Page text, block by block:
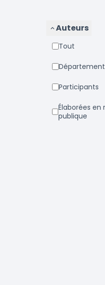
Auteurs
Tout
Département
Participants
Élaborées en réunion
publique